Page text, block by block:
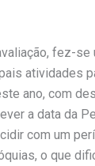
fez-se
atividades
ano, com
a data da
com um
o que